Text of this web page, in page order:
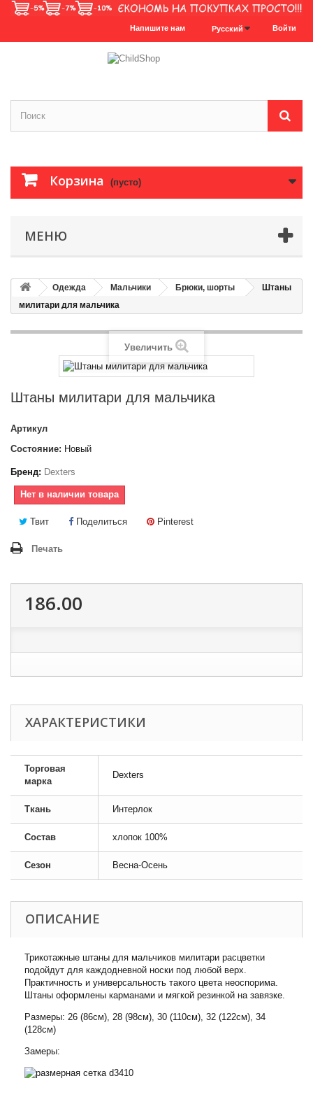
Войти
Русский
Напишите нам
Корзина (пусто)
МЕНЮ
Одежда Мальчики Брюки, шорты
Штаны
милитари для мальчика
Увеличить
Штаны милитари для мальчика
Артикул
Состояние: Новый
Бренд: Dexters
Нет в наличии товара
Твит Поделиться Pinterest
Печать
186.00
ХАРАКТЕРИСТИКИ
Торговая
марка
Dexters
Ткань Интерлок
Состав хлопок 100%
Сезон Весна-Осень
ОПИСАНИЕ
Трикотажные штаны для мальчиков милитари расцветки
подойдут для каждодневной носки под любой верх.
Практичность и универсальность такого цвета неоспорима.
Штаны оформлены карманами и мягкой резинкой на завязке.
Размеры: 26 (86см), 28 (98см), 30 (110см), 32 (122см), 34
(128см)
Замеры: